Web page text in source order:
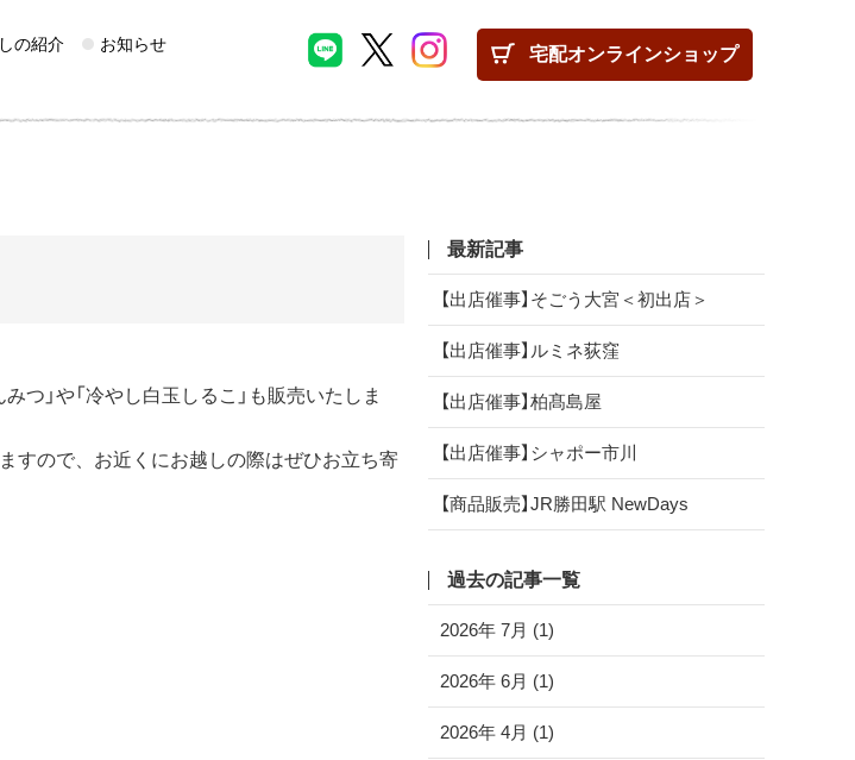
の紹介
お知らせ
宅配オンラインショップ
つ」や「冷やし白玉しるこ」も販売いたしま
すので、お近くにお越しの際はぜひお立ち寄
最新記事
【出店催事】そごう大宮＜初出店＞
【出店催事】ルミネ荻窪
【出店催事】柏髙島屋
【出店催事】シャポー市川
【商品販売】JR勝田駅 NewDays
過去の記事一覧
2026年 7月 (1)
2026年 6月 (1)
2026年 4月 (1)